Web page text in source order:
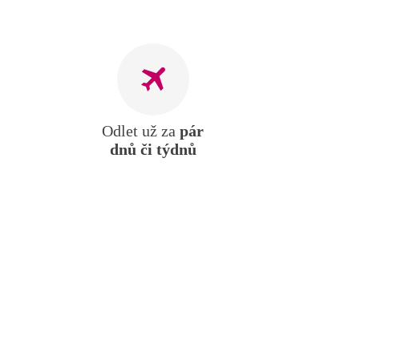
Odlet už za pár
dnů či týdnů